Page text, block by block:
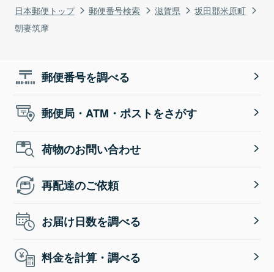
日本郵便トップ 郵便番号検索 滋賀県
坂田郡米原町
朝妻筑摩
郵便番号を調べる
郵便局・ATM・ポストをさがす
荷物のお問い合わせ
再配達のご依頼
お届け日数を調べる
料金を計算・調べる